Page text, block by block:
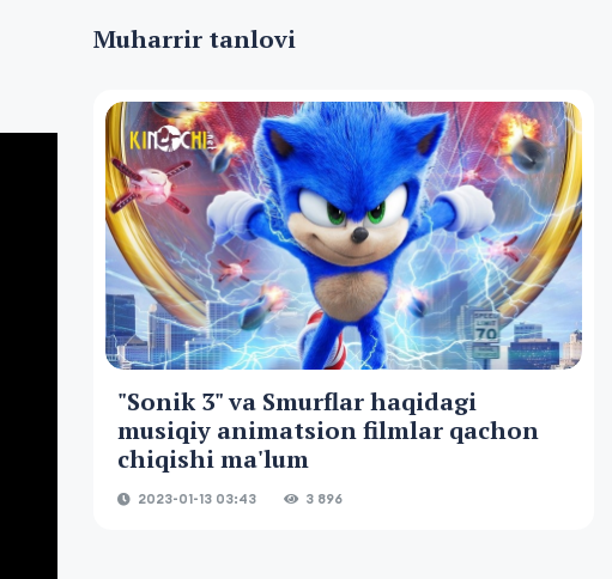
Muharrir tanlovi
"Sonik 3" va Smurflar haqidagi
musiqiy animatsion filmlar qachon
chiqishi ma'lum
2023-01-13 03:43 3 896